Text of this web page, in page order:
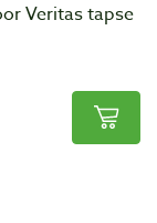
Veritas tapse